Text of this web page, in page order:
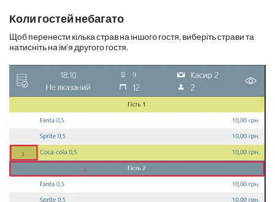
Коли гостей небагато
Щоб перенести кілька страв на іншого гостя, виберіть страви та
натисніть на ім'я другого гостя.